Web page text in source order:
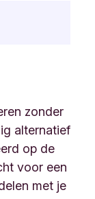
zonder
alternatief
op de
voor een
met je